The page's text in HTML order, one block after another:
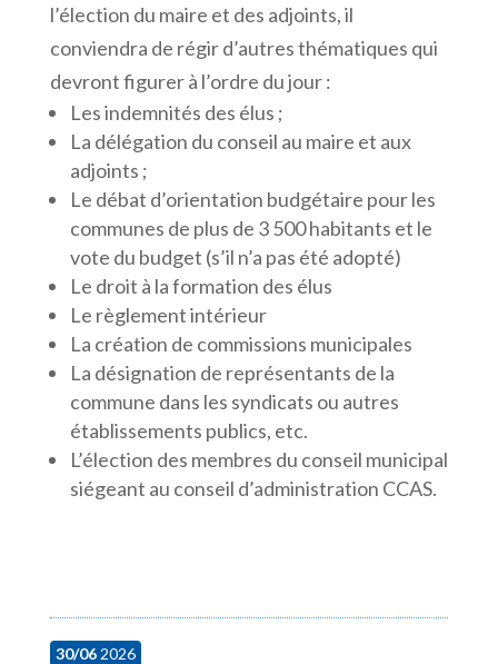
l’élection du maire et des adjoints, il
conviendra de régir d’autres thématiques qui
devront figurer à l’ordre du jour :
Les indemnités des élus ;
La délégation du conseil au maire et aux
adjoints ;
Le débat d’orientation budgétaire pour les
communes de plus de 3 500 habitants et le
vote du budget (s’il n’a pas été adopté)
Le droit à la formation des élus
Le règlement intérieur
La création de commissions municipales
La désignation de représentants de la
commune dans les syndicats ou autres
établissements publics, etc.
L’élection des membres du conseil municipal
siégeant au conseil d’administration CCAS.
30/062026